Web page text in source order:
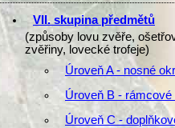
VII. skupina předmětů
(způsoby lovu zvěře,
zvěřiny, lovecké trofeje)
Úroveň A - nosné
Úroveň B - rámcové
Úroveň C -